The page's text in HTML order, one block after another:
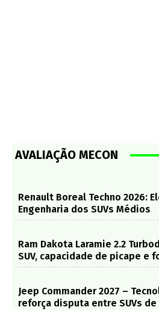
AVALIAÇÃO MECON
Renault Boreal Techno 2026:
Engenharia dos SUVs Médios
Ram Dakota Laramie 2.2
SUV, capacidade de picape e
Jeep Commander 2027 –
reforça disputa entre SUVs